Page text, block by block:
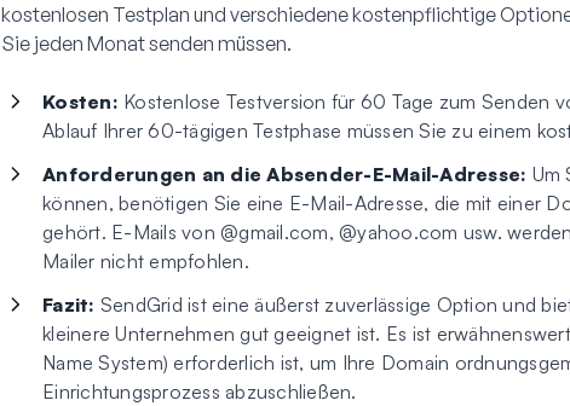
kostenlosen Testplan und verschiedene kostenpflichtige
Sie jeden Monat senden müssen.
Kosten: Kostenlose Testversion für 60 Tage zum Senden
Ablauf Ihrer 60-tägigen Testphase müssen Sie zu einem
Anforderungen an die Absender-E-Mail-Adresse: Um
können, benötigen Sie eine E-Mail-Adresse, die mit einer
gehört. E-Mails von @gmail.com, @yahoo.com usw.
Mailer nicht empfohlen.
Fazit: SendGrid ist eine äußerst zuverlässige Option und
kleinere Unternehmen gut geeignet ist. Es ist
Name System) erforderlich ist, um Ihre Domain
Einrichtungsprozess abzuschließen.